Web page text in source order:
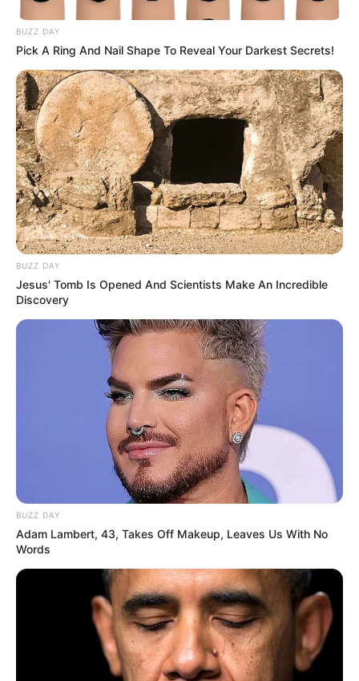
Κυκλοφορούσε στην Εύβοια και ήθελε χάδια
BUZZ DAY
Pick A Ring And Nail Shape To Reveal Your Darkest Secrets!
BUZZ DAY
Jesus' Tomb Is Opened And Scientists Make An Incredible
Discovery
BUZZ DAY
Adam Lambert, 43, Takes Off Makeup, Leaves Us With No
Words